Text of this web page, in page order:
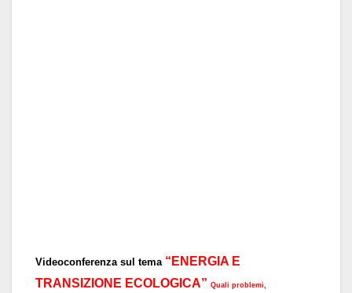
Videoconferenza sul tema “ENERGIA E
TRANSIZIONE ECOLOGICA” Quali problemi,